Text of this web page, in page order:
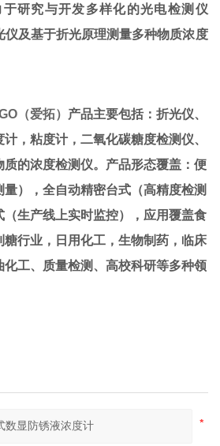
研究与开发多样化的光电检测仪
仪及基于折光原理测量多种物质浓度
（爱拓） 产品主要包括：折光仪、
，粘度计，二氧化碳糖度检测仪、
的浓度检测仪。产品形态覆盖：便
），全自动精密台式（高精度检测
生产线上实时监控），应用覆盖食
行业，日用化工，生物制药，临床
工、质量检测、高校科研等多种领